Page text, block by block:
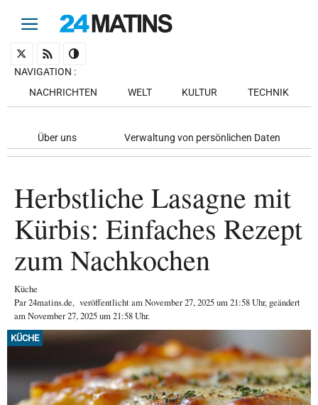
NAVIGATION :
NACHRICHTEN
WELT KULTUR TECHNIK
Über uns Verwaltung von persönlichen Daten
Herbstliche Lasagne mit
Kürbis: Einfaches Rezept
zum Nachkochen
Küche
Par24matins.de, veröffentlicht amNovember 27, 2025um 21:58 Uhr, geändert
am November 27, 2025 um 21:58 Uhr.
KÜCHE